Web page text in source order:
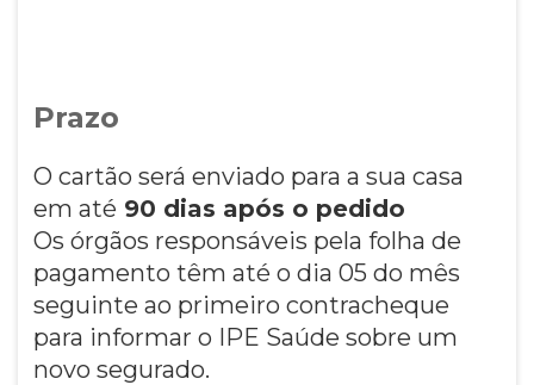
Prazo
O cartão será enviado para a sua casa
em até 90 dias após o pedido
Os órgãos responsáveis pela folha de
pagamento têm até o dia 05 do mês
seguinte ao primeiro contracheque
para informar o IPE Saúde sobre um
novo segurado.